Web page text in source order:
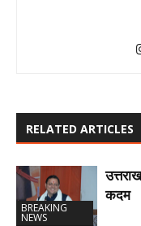
RELATED ARTICLES
BREAKING
NEWS
कदम